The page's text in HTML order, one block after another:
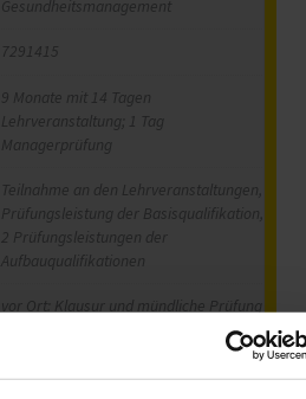
Gesundheitsmanagement
7291415
9 Monate mit 14 Tagen
Lehrveranstaltung; 1 Tag
Managerprüfung
Teilnahme an den Lehrveranstaltungen,
Prüfungsleistung der Basisqualifikation,
2 Prüfungsleistungen der
Aufbauqualifikationen
vor Ort: Klausur und mündliche Prüfung
digital: Klausur und mündliche Prüfung
Fernstudien-DQR-Stufe 5,